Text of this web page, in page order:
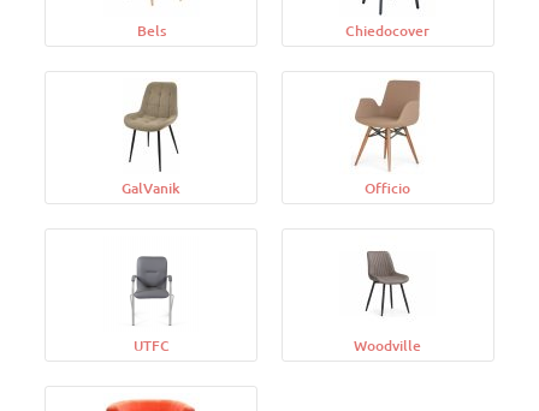
Bels Chiedocover
GalVanik Officio
UTFC Woodville